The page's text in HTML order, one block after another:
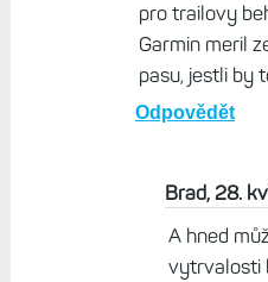
pro trailovy
Garmin meril
pasu, jestli by
Odpovědět
Brad, 28.
A hned
vytrvalosti